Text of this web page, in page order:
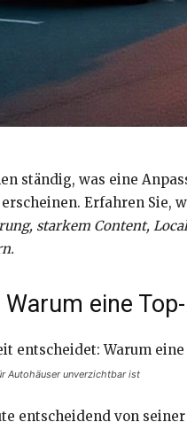
ständig, was eine
Erfahren Sie,
starkem Content,
eine
Autohäuser unverzichtbar ist
entscheidend von